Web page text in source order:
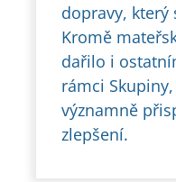
dopravy, který
Kromě
dařilo i
rámci
významně
zlepšení.